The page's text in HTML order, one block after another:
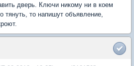
дверь. Ключи никому ни в коем
тянуть, то напишут объявление,